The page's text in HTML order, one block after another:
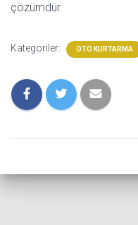
çözümdür.
Kategoriler: OTO KURTARMA